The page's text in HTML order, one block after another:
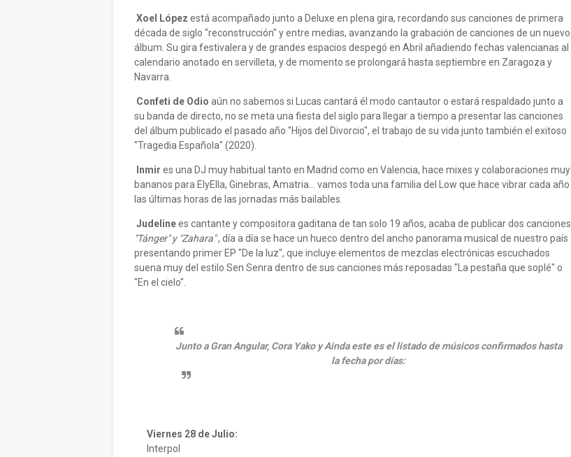
Xoel López está acompañado junto a Deluxe en plena gira, recordando sus canciones de primera
década de siglo "reconstrucción" y entre medias, avanzando la grabación de canciones de un nuevo
álbum. Su gira festivalera y de grandes espacios despegó en Abril añadiendo fechas valencianas al
calendario anotado en servilleta, y de momento se prolongará hasta septiembre en Zaragoza y
Navarra.
Confeti de Odio aún no sabemos si Lucas cantará él modo cantautor o estará respaldado junto a
su banda de directo, no se meta una fiesta del siglo para llegar a tiempo a presentar las canciones
del álbum publicado el pasado año "Hijos del Divorcio", el trabajo de su vida junto también el exitoso
"Tragedia Española" (2020).
Inmir es una DJ muy habitual tanto en Madrid como en Valencia, hace mixes y colaboraciones muy
bananos para ElyElla, Ginebras, Amatria... vamos toda una familia del Low que hace vibrar cada año
las últimas horas de las jornadas más bailables.
Judelinees cantante y compositora gaditana de tan solo 19 años, acaba de publicar dos canciones
"Tánger" y "Zahara", día a día se hace un hueco dentro del ancho panorama musical de nuestro país
presentando primer EP "De la luz", que incluye elementos de mezclas electrónicas escuchados
suena muy del estilo Sen Senra dentro de sus canciones más reposadas "La pestaña que soplé" o
"En el cielo".
Junto a Gran Angular, Cora Yako y Ainda este es el listado de músicos confirmados hasta
la fecha por días:
Viernes 28 de Julio:
Interpol